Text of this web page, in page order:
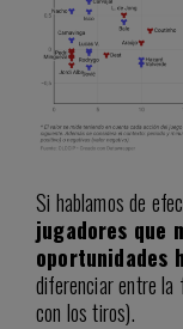
Si hablamos de
jugadores que
oportunidades
diferenciar entre la
con los tiros).